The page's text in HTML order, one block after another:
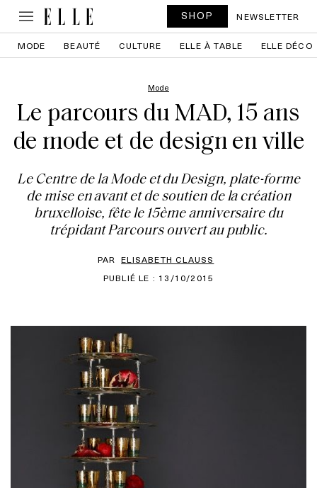
SHOP NEWSLETTER
MODE BEAUTÉ CULTURE ELLE À TABLE ELLE DÉCO
Mode
Le parcours du MAD, 15 ans
de mode et de design en ville
Le Centre de la Mode et du Design, plate-forme
de mise en avant et de soutien de la création
bruxelloise, fête le 15ème anniversaire du
trépidant Parcours ouvert au public.
PAR ELISABETH CLAUSS
PUBLIÉ LE : 13/10/2015